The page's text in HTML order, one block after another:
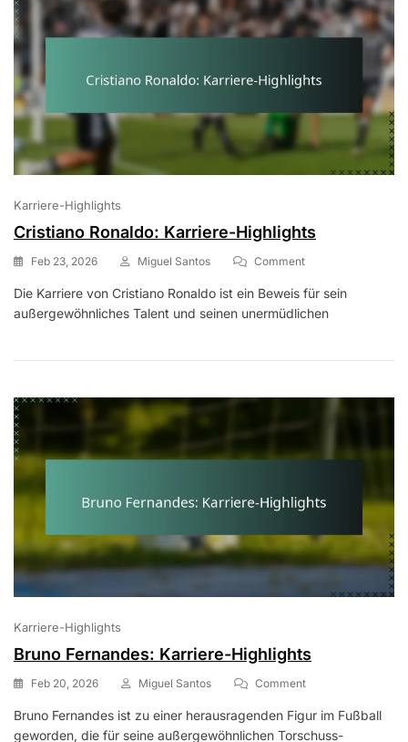
Karriere-Highlights
Cristiano Ronaldo: Karriere-Highlights
Feb 23, 2026 Miguel Santos CommentOn
Ronaldo:
Karriere-
Die Karriere von Cristiano Ronaldo ist ein Beweis für sein
außergewöhnliches Talent und seinen unermüdlichen
Karriere-Highlights
Bruno Fernandes: Karriere-Highlights
Feb 20, 2026 Miguel Santos CommentOn
Fernandes:
Karriere-
Bruno Fernandes ist zu einer herausragenden Figur im Fußball
geworden, die für seine außergewöhnlichen Torschuss-